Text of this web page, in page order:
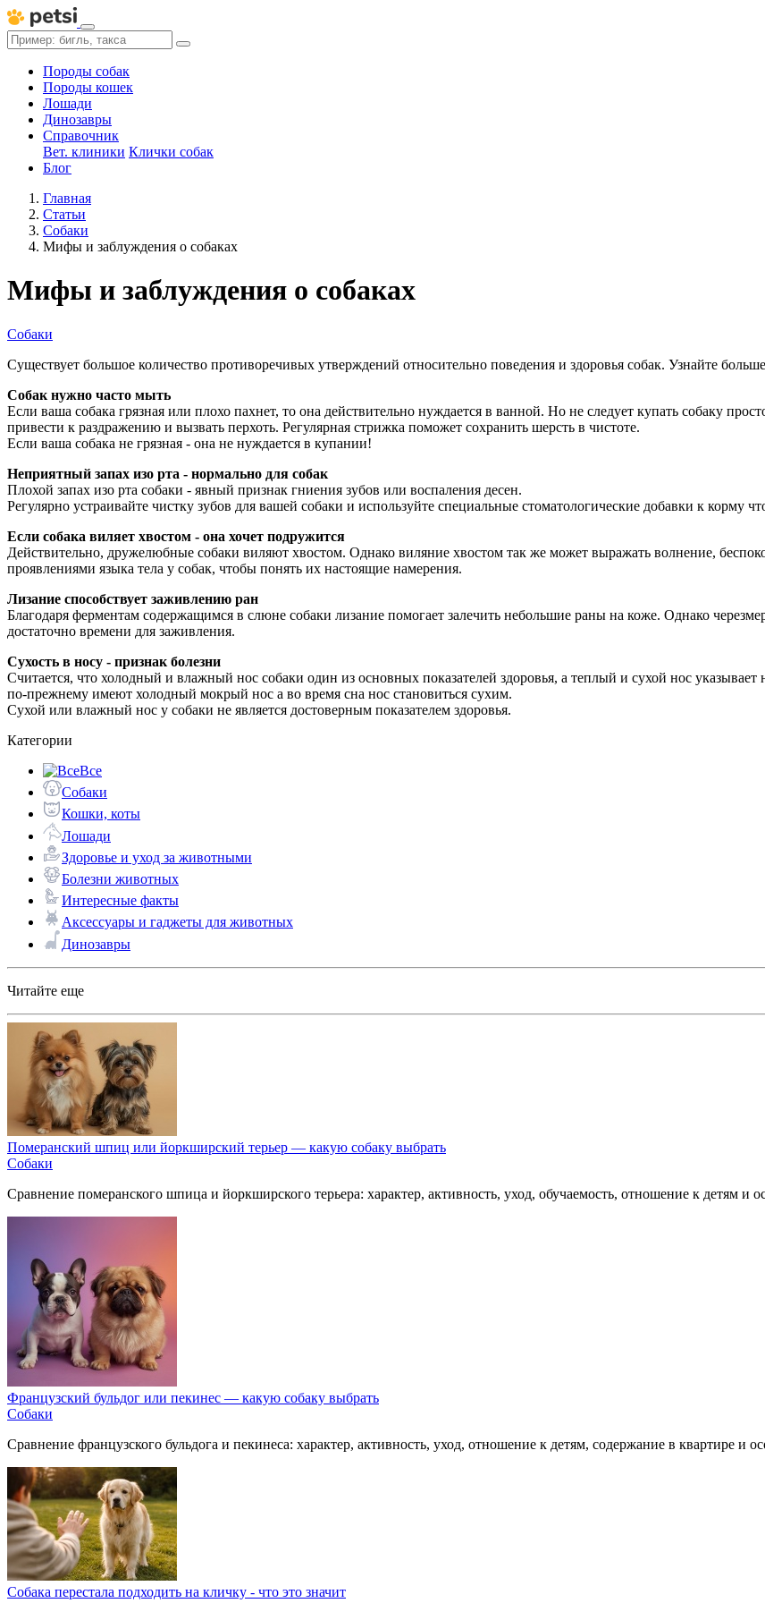
Породы собак
Породы кошек
Лошади
Динозавры
Справочник
Вет. клиники Клички собак
Блог
Главная
Статьи
Собаки
Мифы и заблуждения о собаках
Мифы и заблуждения о собаках
Собаки
Существует большое количество противоречивых утверждений относительно поведения и здоровья собак. Узнайте
Собак нужно часто мыть
Если ваша собака грязная или плохо пахнет, то она действительно нуждается в ванной. Но не следует купать собаку
привести к раздражению и вызвать перхоть. Регулярная стрижка поможет сохранить шерсть в чистоте.
Если ваша собака не грязная - она не нуждается в купании!
Неприятный запах изо рта - нормально для собак
Плохой запах изо рта собаки - явный признак гниения зубов или воспаления десен.
Регулярно устраивайте чистку зубов для вашей собаки и используйте специальные стоматологические добавки к корму
Если собака виляет хвостом - она хочет подружится
Действительно, дружелюбные собаки виляют хвостом. Однако виляние хвостом так же может выражать волнение,
проявлениями языка тела у собак, чтобы понять их настоящие намерения.
Лизание способствует заживлению ран
Благодаря ферментам содержащимся в слюне собаки лизание помогает залечить небольшие раны на коже. Однако
достаточно времени для заживления.
Сухость в носу - признак болезни
Считается, что холодный и влажный нос собаки один из основных показателей здоровья, а теплый и сухой нос
по-прежнему имеют холодный мокрый нос а во время сна нос становиться сухим.
Сухой или влажный нос у собаки не является достоверным показателем здоровья.
Категории
Все
Собаки
Кошки, коты
Лошади
Здоровье и уход за животными
Болезни животных
Интересные факты
Аксессуары и гаджеты для животных
Динозавры
Читайте еще
Померанский шпиц или йоркширский терьер — какую собаку выбрать
Собаки
Сравнение померанского шпица и йоркширского терьера: характер, активность, уход, обучаемость, отношение к детям и
Французский бульдог или пекинес — какую собаку выбрать
Собаки
Сравнение французского бульдога и пекинеса: характер, активность, уход, отношение к детям, содержание в квартире и
Собака перестала подходить на кличку - что это значит